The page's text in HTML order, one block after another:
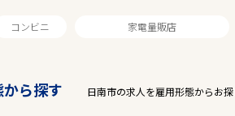
コンビニ 家電量販店
ら探す 日南市の求人を雇用形態からお探